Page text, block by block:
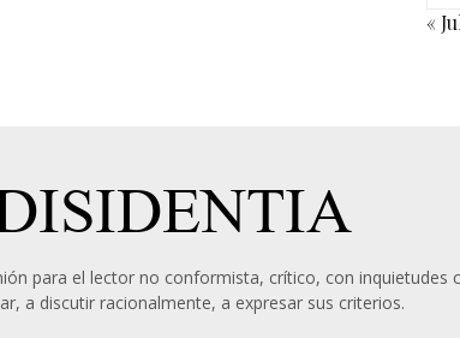
«
para el lector no conformista, crítico, con inquietudes
a discutir racionalmente, a expresar sus criterios.